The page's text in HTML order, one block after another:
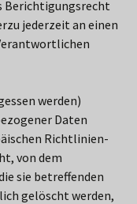
Berichtigungsrecht
jederzeit an einen
werden)
Daten
Richtlinien-
von dem
sie betreffenden
gelöscht werden,